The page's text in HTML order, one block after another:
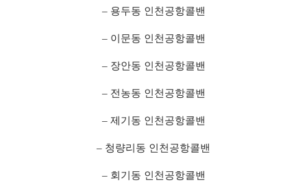
– 용두동 인천공항콜밴
– 이문동 인천공항콜밴
– 장안동 인천공항콜밴
– 전농동 인천공항콜밴
– 제기동 인천공항콜밴
– 청량리동 인천공항콜밴
– 회기동 인천공항콜밴